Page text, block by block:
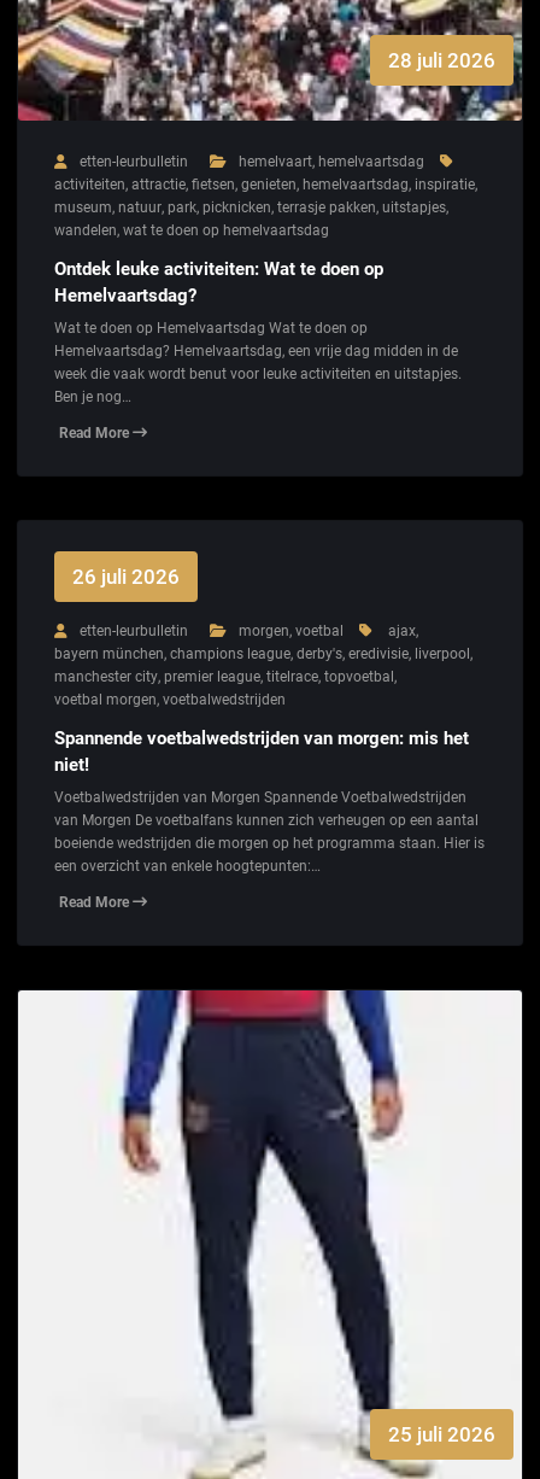
28 juli 2026
etten-leurbulletin hemelvaart, hemelvaartsdag
activiteiten, attractie, fietsen, genieten, hemelvaartsdag, inspiratie,
museum, natuur, park, picknicken, terrasje pakken, uitstapjes,
wandelen, wat te doen op hemelvaartsdag
Ontdek leuke activiteiten: Wat te doen op
Hemelvaartsdag?
Wat te doen op Hemelvaartsdag Wat te doen op
Hemelvaartsdag? Hemelvaartsdag, een vrije dag midden in de
week die vaak wordt benut voor leuke activiteiten en uitstapjes.
Ben je nog…
Read More
26 juli 2026
etten-leurbulletin morgen, voetbal ajax,
bayern münchen, champions league, derby's, eredivisie, liverpool ,
manchester city, premier league, titelrace, topvoetbal ,
voetbal morgen, voetbalwedstrijden
Spannende voetbalwedstrijden van morgen: mis het
niet!
Voetbalwedstrijden van Morgen Spannende Voetbalwedstrijden
van Morgen De voetbalfans kunnen zich verheugen op een aantal
boeiende wedstrijden die morgen op het programma staan. Hier is
een overzicht van enkele hoogtepunten:…
Read More
25 juli 2026